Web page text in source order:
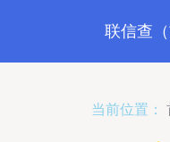
联信查
当前位置：